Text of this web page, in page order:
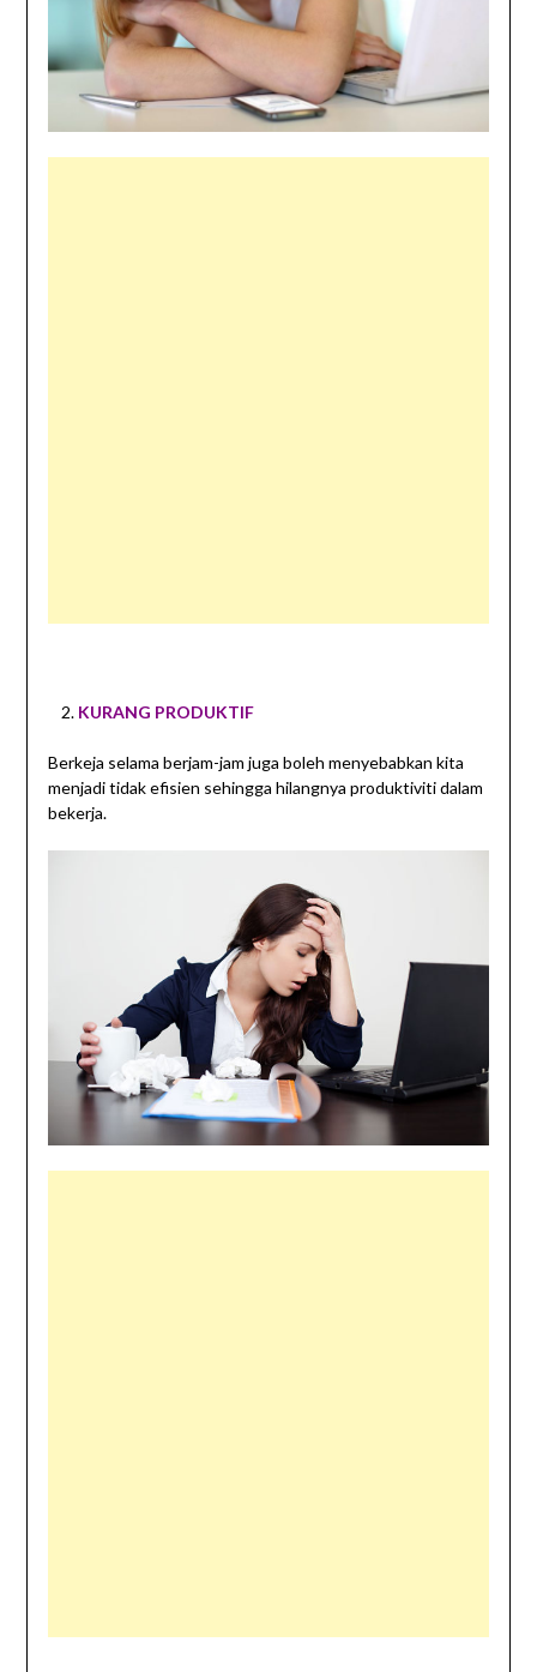
KURANG PRODUKTIF
Berkeja selama berjam-jam juga boleh menyebabkan kita
menjadi tidak efisien sehingga hilangnya produktiviti dalam
bekerja.